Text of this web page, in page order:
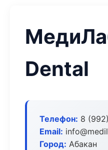
Dental
Телефон: 8
Email:
Город: Абакан